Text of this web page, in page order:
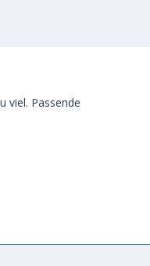
viel. Passende